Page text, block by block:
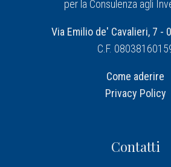
per la Consulenza agli
Via Emilio de' Cavalieri, 7 -
C.F.
Come aderire
Privacy Policy
Contatti